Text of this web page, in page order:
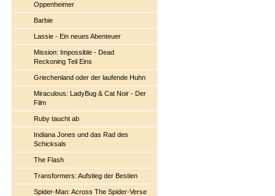
Oppenheimer
Barbie
Lassie - Ein neues Abenteuer
Mission: Impossible - Dead
Reckoning Teil Eins
Griechenland oder der laufende Huhn
Miraculous: LadyBug & Cat Noir - Der
Film
Ruby taucht ab
Indiana Jones und das Rad des
Schicksals
The Flash
Transformers: Aufstieg der Bestien
Spider-Man: Across The Spider-Verse